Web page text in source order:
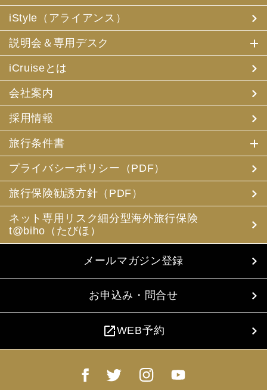
iStyle（アライアンス）
説明会＆専用デスク
iCruiseとは
会社案内
採用情報
旅行条件書
プライバシーポリシー（PDF）
旅行保険勧誘方針（PDF）
ネット専用リスク細分型海外旅行保険
t@biho（たびほ）
メールマガジン登録
お申込み・問合せ
open_in_newWEB予約